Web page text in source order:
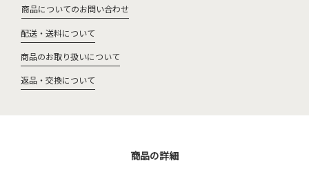
商品についてのお問い合わせ
配送・送料について
商品のお取り扱いについて
返品・交換について
商品の詳細